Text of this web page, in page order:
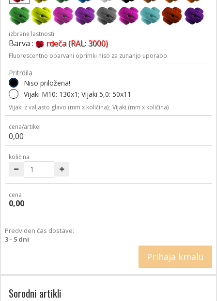
izbrane lastnosti
Barva : rdeča (RAL: 3000)
Fluorescentno obarvani oprimki niso za zunanjo uporabo.
Pritrdila
Niso priložena!
Vijaki M10: 130x1; Vijaki 5,0: 50x11
Vijaki z valjasto glavo (mm x količina); Vijaki (mm x količina)
cena/artikel
0,00
količina
cena
0,00
Predviden čas dostave:
3 - 5 dni
Prihaja kmalu
Sorodni artikli